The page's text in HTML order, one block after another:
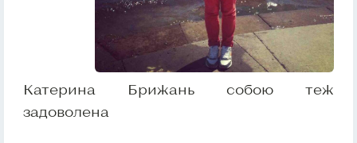
Катерина Брижань собою теж
задоволена